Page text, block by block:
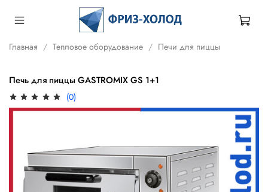
Главная Тепловое оборудование Печи для пиццы
Печь для пиццы GASTROMIX GS 1+1
(0)